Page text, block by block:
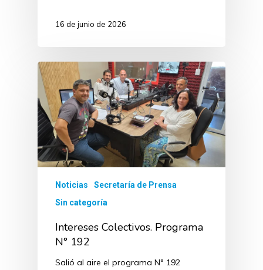
16 de junio de 2026
Noticias
Secretaría de Prensa
Sin categoría
Intereses Colectivos. Programa
N° 192
Salió al aire el programa N° 192